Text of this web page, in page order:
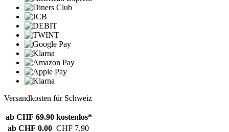
Versandkosten für Schweiz
ab CHF 69.90 kostenlos*
ab CHF 0.00 CHF 7.90